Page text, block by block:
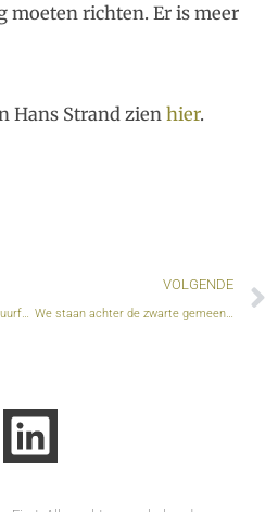
moeten richten. Er is meer
Hans Strand zien hier.
De Nature First-principes in natuurfotografie
VOLGENDE
We staan achter de zwarte gemeenschap in de VS